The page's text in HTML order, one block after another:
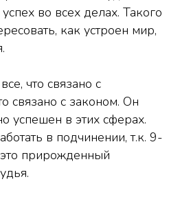
во всех делах. Такого
как устроен мир,
что связано с
связано с законом. Он
успешен в этих сферах.
в подчинении, т.к. 9-
прирожденный